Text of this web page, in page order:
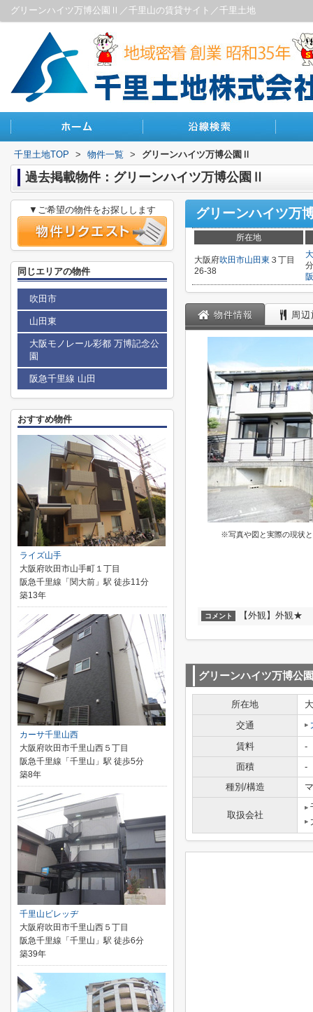
グリーンハイツ万博公園Ⅱ／千里山の賃貸サイト／千里土地
千里土地TOP > 物件一覧 > グリーンハイツ万博公園Ⅱ
過去掲載物件：グリーンハイツ万博公園Ⅱ
グリーンハイツ万
所在地
大阪府吹田市山田東 ３丁目
26-38
分
物件情報 周
※写真や図と実際の現状
コメント 【外観】外観★
グリーンハイツ万博公
所在地
交通
賃料
-
面積
-
種別/構造
取扱会社
▼ご希望の物件をお探しします
同じエリアの物件
吹田市
山田東
大阪モノレール彩都 万博記念公
園
阪急千里線 山田
おすすめ物件
ライズ山手
大阪府吹田市山手町１丁目
阪急千里線「関大前」駅 徒歩11分
築13年
カーサ千里山西
大阪府吹田市千里山西５丁目
阪急千里線「千里山」駅 徒歩5分
築8年
千里山ビレッヂ
大阪府吹田市千里山西５丁目
阪急千里線「千里山」駅 徒歩6分
築39年